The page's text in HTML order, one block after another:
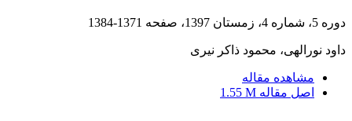
دوره 5، شماره 4، زمستان 1397، صفحه 1371-1384
داود نورالهی، محمود ذاکر نیری
مشاهده مقاله
اصل مقاله 1.55 M